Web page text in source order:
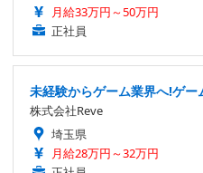
月給33万円～50万円
正社員
未経験からゲーム業界へ!ゲ
株式会社Reve
埼玉県
月給28万円～32万円